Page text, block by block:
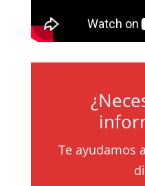
Te ayudamos